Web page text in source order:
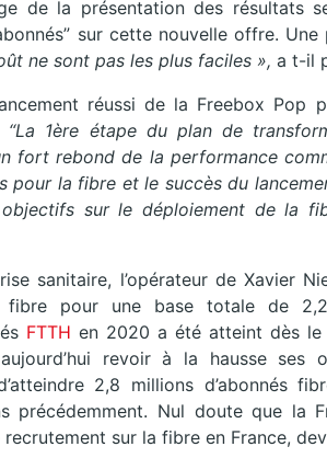
de la présentation des résultats
sur cette nouvelle offre.
ne sont pas les plus faciles », a t-il
réussi de la Freebox Pop
“La 1ère étape du plan de
fort rebond de la performance
pour la fibre et le succès du
sur le déploiement de la
sanitaire, l’opérateur de Xavier
pour une base totale de
FTTH en 2020 a été atteint dès
revoir à la hausse ses
2,8 millions d’abonnés
précédemment. Nul doute que la
sur la fibre en France,